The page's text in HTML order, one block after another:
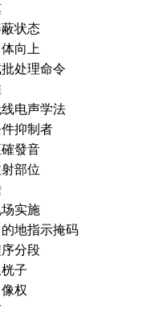
蔽状态
向上
批处理命令
电声学法
抑制者
發音
部位
实施
的地指示掩码
分段
子
像权